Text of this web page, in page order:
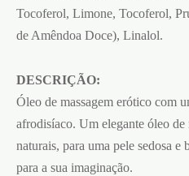
Tocoferol, Limone, Tocoferol,
de Amêndoa Doce), Linalol.
DESCRIÇÃO:
Óleo de massagem erótico com
afrodisíaco. Um elegante óleo de
naturais, para uma pele sedosa
para a sua imaginação.